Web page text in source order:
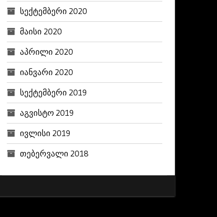
სექტემბერი 2020
მაისი 2020
აპრილი 2020
იანვარი 2020
სექტემბერი 2019
აგვისტო 2019
ივლისი 2019
თებერვალი 2018